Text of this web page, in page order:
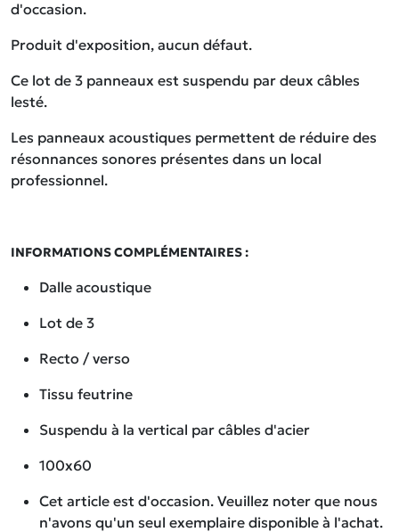
d'occasion.
Produit d'exposition, aucun défaut.
Ce lot de 3 panneaux est suspendu par deux câbles
lesté.
Les panneaux acoustiques permettent de réduire des
résonnances sonores présentes dans un local
professionnel.
INFORMATIONS COMPLÉMENTAIRES :
Dalle acoustique
Lot de 3
Recto / verso
Tissu feutrine
Suspendu à la vertical par câbles d'acier
100x60
Cet article est d'occasion. Veuillez noter que nous
n'avons qu'un seul exemplaire disponible à l'achat.